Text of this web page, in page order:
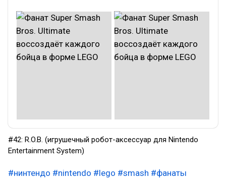
#42: R.O.B. (игрушечный робот-аксессуар для Nintendo
Entertainment System)
#нинтендо #nintendo #lego #smash #фанаты